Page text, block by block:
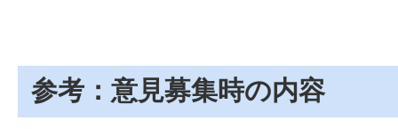
参考：意見募集時の内容